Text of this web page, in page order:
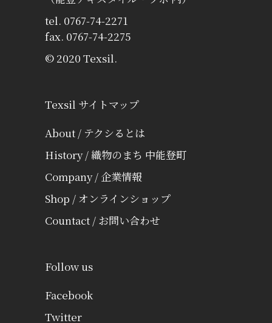
tel. 0767-74-2271
fax. 0767-74-2275
© 2020 Texsil.
Texsil サイトマップ
About / テクシるとは
History / 織物のまち 中能登町
Company / 企業情報
Shop / オンラインショップ
Countact / お問い合わせ
Follow us
Facebook
Twitter